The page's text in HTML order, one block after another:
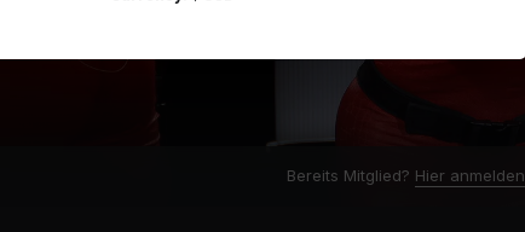
Bereits Mitglied? Hier anmelden